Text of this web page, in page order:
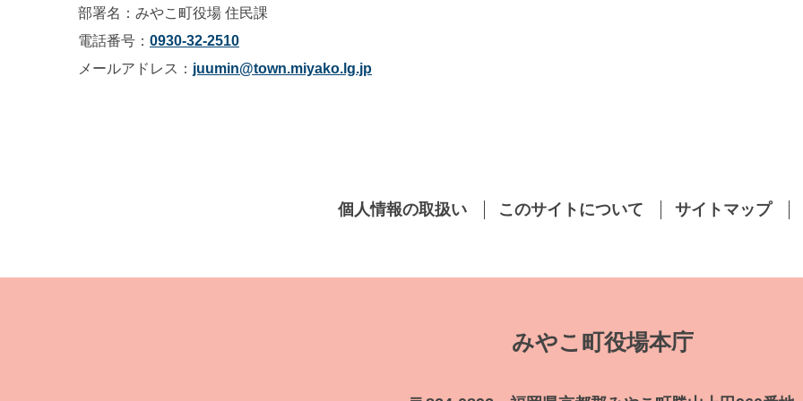
部署名：みやこ町役場 住民課
電話番号： 0930-32-2510
メールアドレス： juumin@town.miyako.lg.jp
個人情報の取扱い このサイトについて サイトマップ
みやこ町役場本庁